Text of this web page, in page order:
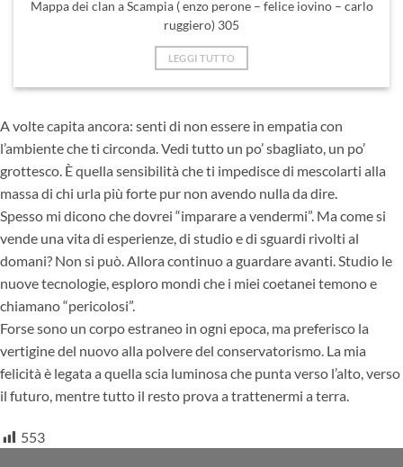
LEGGI TUTTO
grottesco. È quella sensibilità che ti impedisce di mescolarti alla
massa di chi urla più forte pur non avendo nulla da dire.
Spesso mi dicono che dovrei “imparare a vendermi”. Ma come si
vende una vita di esperienze, di studio e di sguardi rivolti al
domani? Non si può. Allora continuo a guardare avanti. Studio le
nuove tecnologie, esploro mondi che i miei coetanei temono e
chiamano “pericolosi”.
Forse sono un corpo estraneo in ogni epoca, ma preferisco la
vertigine del nuovo alla polvere del conservatorismo. La mia
felicità è legata a quella scia luminosa che punta verso l’alto, verso
il futuro, mentre tutto il resto prova a trattenermi a terra.
553
MOST VIEWED POSTS